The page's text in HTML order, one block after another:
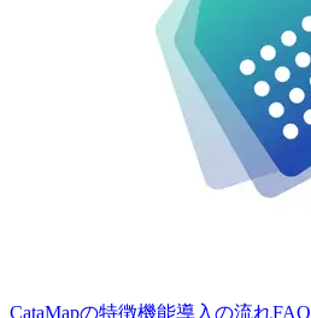
CataMapの特徴機能導入の流れFAQ